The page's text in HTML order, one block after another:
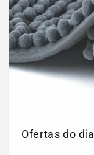
Ofertas do dia